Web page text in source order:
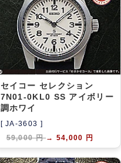
セイコー セレクション
7N01-0KL0 SS アイボリー
調ホワイ
[ JA-3603 ]
59,000 円→ 54,000 円